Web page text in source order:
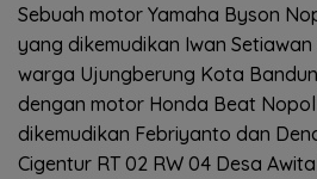
Sebuah motor Yamaha Byson
yang dikemudikan Iwan
warga Ujungberung Kota
dengan motor Honda Beat Nopol
dikemudikan Febriyanto dan
Cigentur RT 02 RW 04 Desa